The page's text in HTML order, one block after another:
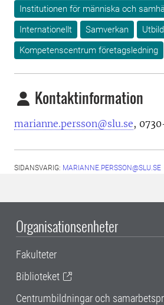
Institutionen för människa och
Internationellt
Samverkan
Kompetenscentrum företagsledning
Kontaktinformation
marianne.persson@slu.se,
SIDANSVARIG: MARIANNE.PERSSON@SLU.SE
Organisationsenheter
Fakulteter
Biblioteket
Centrumbildningar och